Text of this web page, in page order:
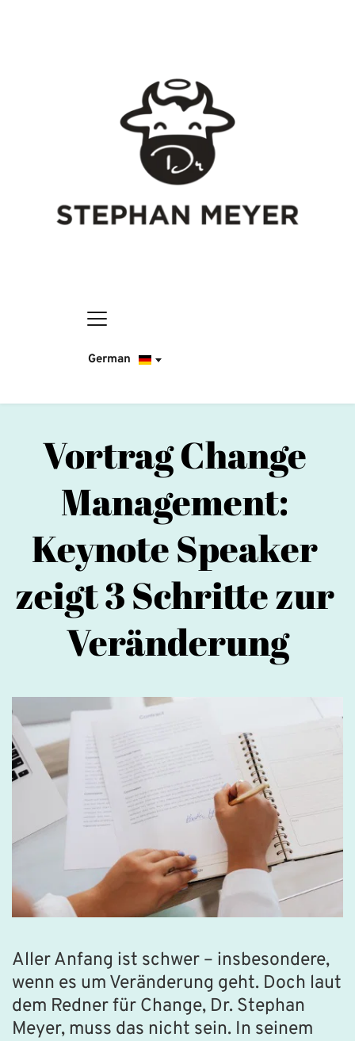
German
Vortrag Change
Management:
Keynote Speaker
zeigt 3 Schritte zur
Veränderung
Aller Anfang ist schwer – insbesondere,
wenn es um Veränderung geht. Doch laut
dem Redner für Change, Dr. Stephan
Meyer, muss das nicht sein. In seinem